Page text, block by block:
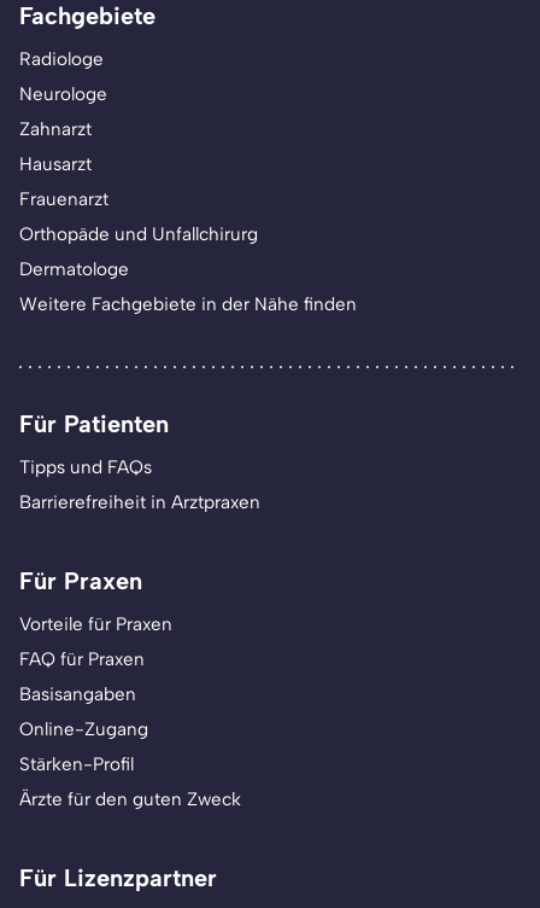
Fachgebiete
Radiologe
Neurologe
Zahnarzt
Hausarzt
Frauenarzt
Orthopäde und Unfallchirurg
Dermatologe
Weitere Fachgebiete in der Nähe finden
Für Patienten
Tipps und FAQs
Barrierefreiheit in Arztpraxen
Für Praxen
Vorteile für Praxen
FAQ für Praxen
Basisangaben
Online-Zugang
Stärken-Profil
Ärzte für den guten Zweck
Für Lizenzpartner